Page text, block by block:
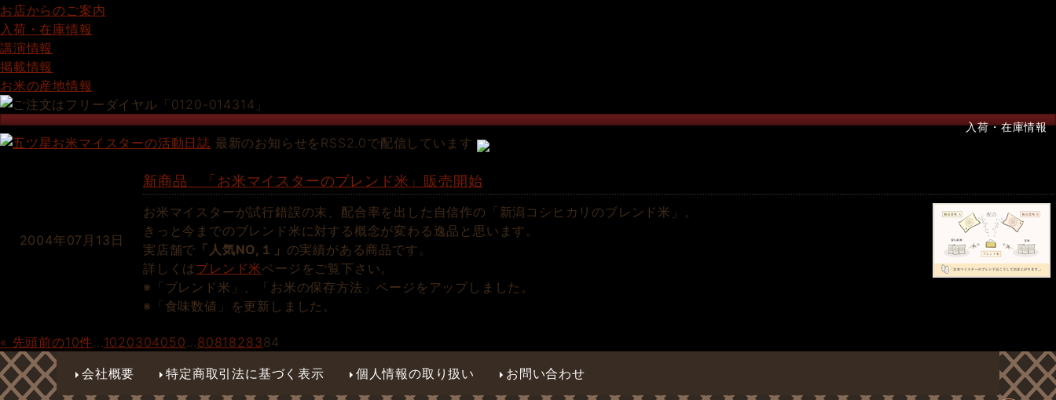
お店からのご案内
入荷・在庫情報
講演情報
掲載情報
お米の産地情報
入荷・在庫情報
最新のお知らせをRSS2.0で配信しています
2004年07月13日
新商品 「お米マイスターのブレンド米」販売開始
お米マイスターが試行錯誤の末、配合率を出した自信作の「新潟コシヒカリのブレンド米」。
きっと今までのブレンド米に対する概念が変わる逸品と思います。
実店舗で 「人気NO,１」 の実績がある商品です。
詳しくは ブレンド米ページをご覧下さい。
※「ブレンド米」、「お米の保存方法」ページをアップしました。
※「食味数値」を更新しました。
« 先頭前の10件...1020304050...8081 828384
会社概要
特定商取引法に基づく表示 個人情報の取り扱い お問い合わせ